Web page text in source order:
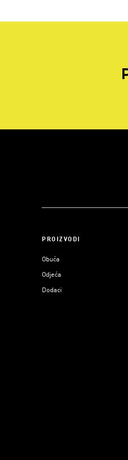
PROIZVODI
Obuća
Odjeća
Dodaci